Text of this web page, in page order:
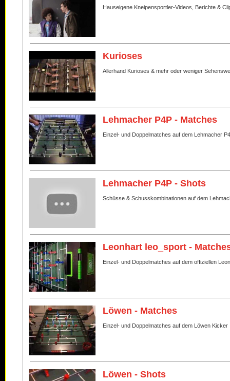
Hauseigene Kneipensportler-Videos, Berichte &
Kurioses
Allerhand Kurioses & mehr oder weniger
Lehmacher P4P - Matches
Einzel- und Doppelmatches auf dem Lehmacher
Lehmacher P4P - Shots
Schüsse & Schusskombinationen auf dem
Leonhart leo_sport -
Einzel- und Doppelmatches auf dem offiziellen
Löwen - Matches
Einzel- und Doppelmatches auf dem Löwen Kicker
Löwen - Shots